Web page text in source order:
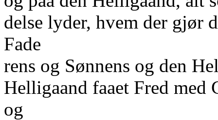
delse lyder, hvem der gjør
Fade
rens og Sønnens og den
Helligaand faaet Fred med
og